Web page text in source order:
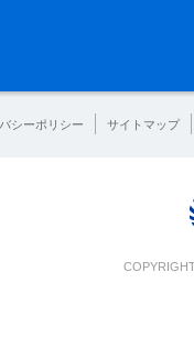
シーポリシー サイトマップ